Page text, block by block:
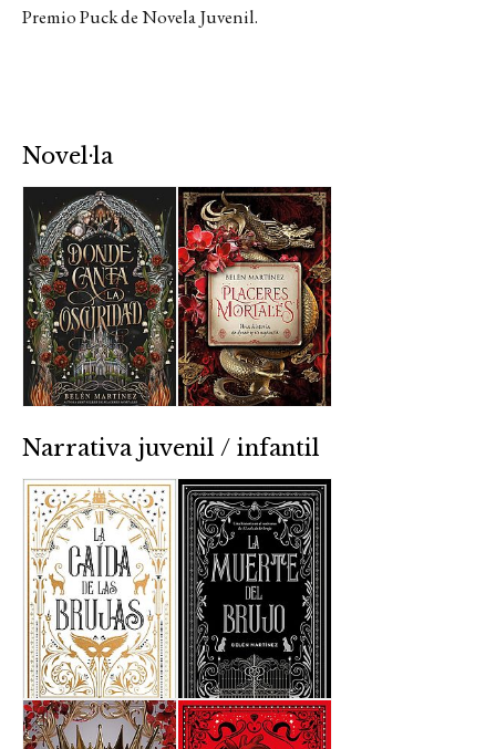
Premio Puck de Novela Juvenil.
Novel·la
Narrativa juvenil / infantil